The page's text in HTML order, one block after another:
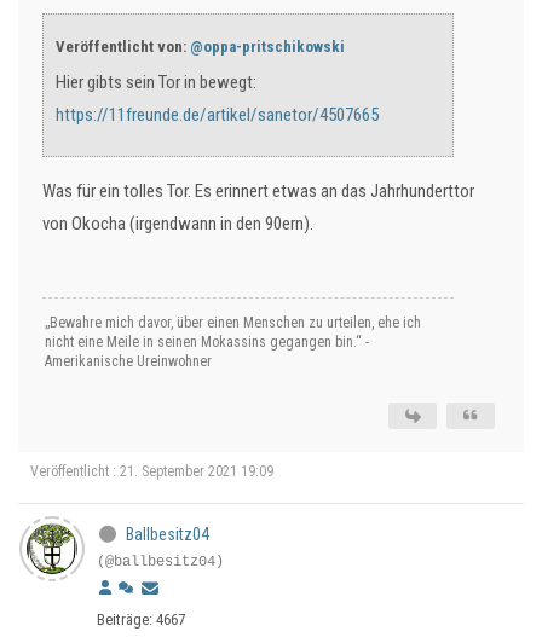
Veröffentlicht von: @oppa-pritschikowski
Hier gibts sein Tor in bewegt:
https://11freunde.de/artikel/sanetor/4507665
Was für ein tolles Tor. Es erinnert etwas an das Jahrhunderttor
von Okocha (irgendwann in den 90ern).
„Bewahre mich davor, über einen Menschen zu urteilen, ehe ich
nicht eine Meile in seinen Mokassins gegangen bin.“ -
Amerikanische Ureinwohner
Veröffentlicht : 21. September 2021 19:09
Ballbesitz04
(@ballbesitz04)
Beiträge: 4667